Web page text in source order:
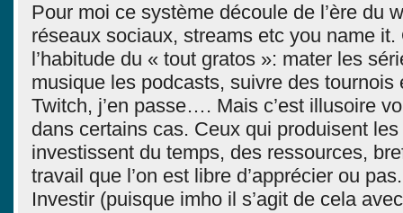
Pour moi ce système découle de l’ère du
réseaux sociaux, streams etc you name it.
l’habitude du « tout gratos »: mater les
musique les podcasts, suivre des tournois
Twitch, j’en passe…. Mais c’est illusoire
dans certains cas. Ceux qui produisent
investissent du temps, des ressources,
travail que l’on est libre d’apprécier ou pas.
Investir (puisque imho il s’agit de cela